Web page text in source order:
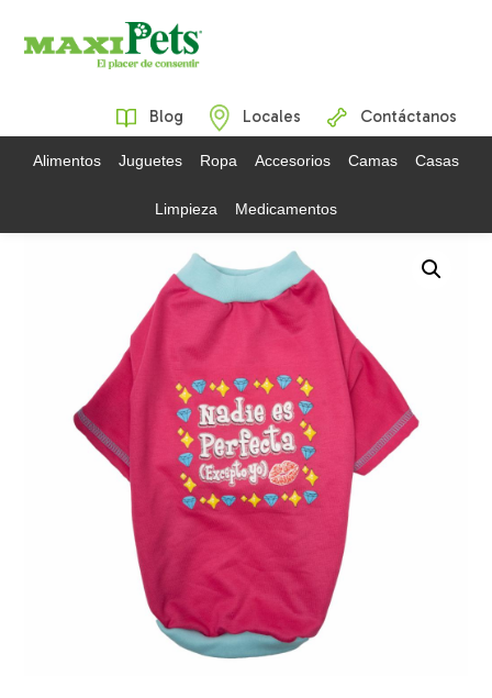
Blog Locales Contáctanos
Alimentos Juguetes Ropa Accesorios Camas Casas
Limpieza Medicamentos